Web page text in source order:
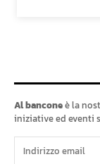
Al banconeè la
iniziative ed eventi